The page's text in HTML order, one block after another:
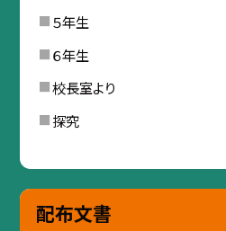
５年生
６年生
校長室より
探究
配布文書